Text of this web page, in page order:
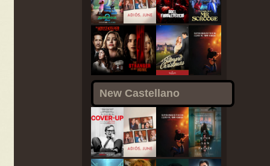
New Castellano